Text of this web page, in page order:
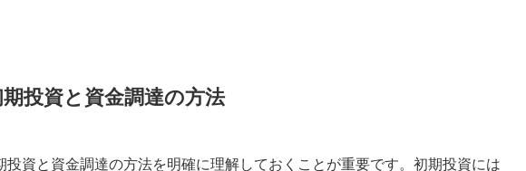
投資と資金調達の方法
資と資金調達の方法を明確に理解しておくことが重要です。初期投資には